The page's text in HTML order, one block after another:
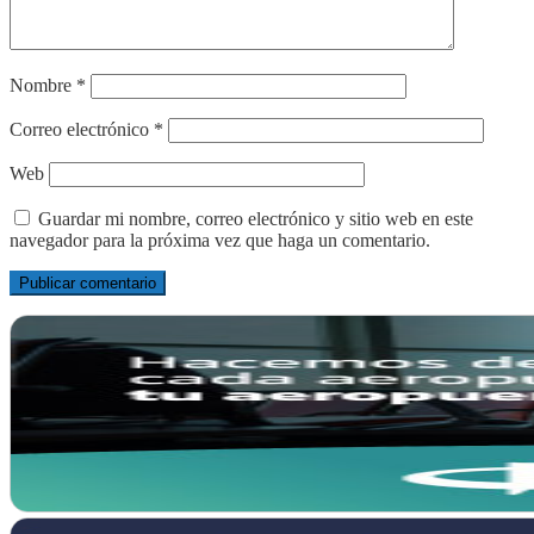
Nombre *
Correo electrónico *
Web
Guardar mi nombre, correo electrónico y sitio web en este
navegador para la próxima vez que haga un comentario.